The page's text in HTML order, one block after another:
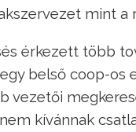
mint a
érkezett több
belső coop-os
vezetői
kívánnak